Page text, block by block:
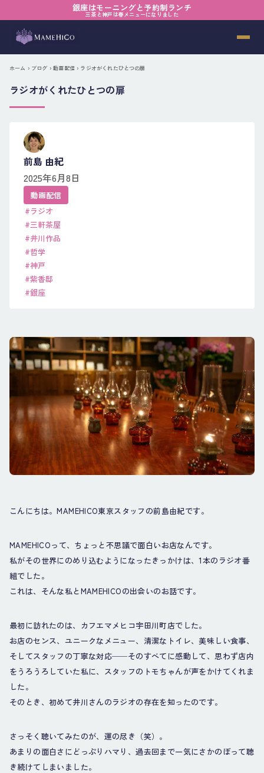
銀座はモーニングと予約制ランチ
三茶と神戸は春メニューになりました
ホーム › ブログ ›動画配信› ラジオがくれたひとつの扉
ラジオがくれたひとつの扉
前島 由紀
2025年6月8日
動画配信
#ラジオ
#三軒茶屋
#井川作品
#哲学
#神戸
#紫香邸
#銀座
こんにちは。MAMEHICO東京スタッフの前島由紀です。
MAMEHICOって、ちょっと不思議で面白いお店なんです。
私がその世界にのめり込むようになったきっかけは、1本のラジオ番
組でした。
これは、そんな私とMAMEHICOの出会いのお話です。
最初に訪れたのは、カフエマメヒコ宇田川町店でした。
お店のセンス、ユニークなメニュー、清潔なトイレ、美味しい食事、
そしてスタッフの丁寧な対応──そのすべてに感動して、思わず店内
をうろうろしていた私に、スタッフのトモちゃんが声をかけてくれま
した。
そのとき、初めて井川さんのラジオの存在を知ったのです。
さっそく聴いてみたのが、運の尽き（笑）。
あまりの面白さにどっぷりハマり、過去回まで一気にさかのぼって聴
き続けてしまいました。